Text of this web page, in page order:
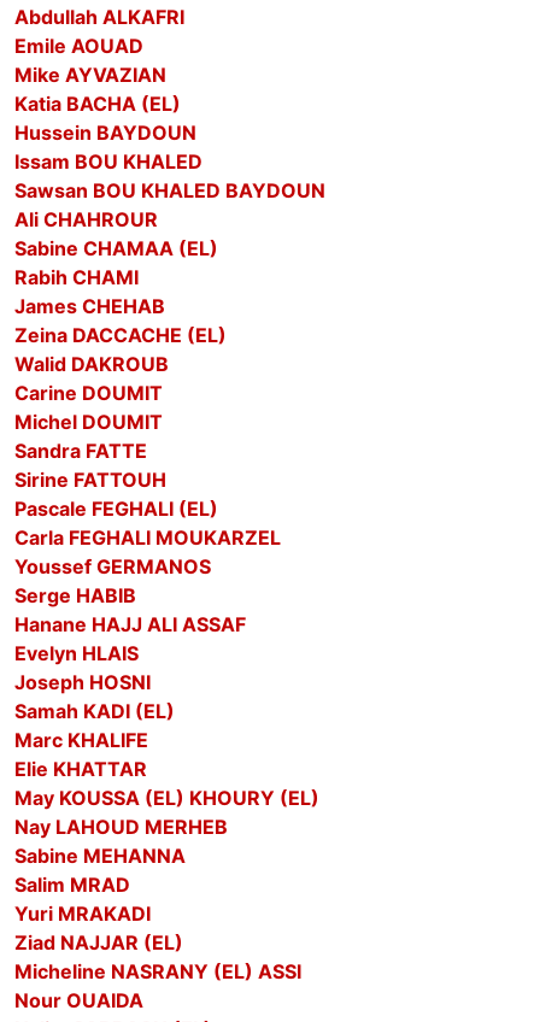
Abdullah ALKAFRI
Emile AOUAD
Mike AYVAZIAN
Katia BACHA (EL)
Hussein BAYDOUN
Issam BOU KHALED
Sawsan BOU KHALED BAYDOUN
Ali CHAHROUR
Sabine CHAMAA (EL)
Rabih CHAMI
James CHEHAB
Zeina DACCACHE (EL)
Walid DAKROUB
Carine DOUMIT
Michel DOUMIT
Sandra FATTE
Sirine FATTOUH
Pascale FEGHALI (EL)
Carla FEGHALI MOUKARZEL
Youssef GERMANOS
Serge HABIB
Hanane HAJJ ALI ASSAF
Evelyn HLAIS
Joseph HOSNI
Samah KADI (EL)
Marc KHALIFE
Elie KHATTAR
May KOUSSA (EL) KHOURY (EL)
Nay LAHOUD MERHEB
Sabine MEHANNA
Salim MRAD
Yuri MRAKADI
Ziad NAJJAR (EL)
Micheline NASRANY (EL) ASSI
Nour OUAIDA